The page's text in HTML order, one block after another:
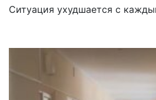
Ситуация ухудшается с